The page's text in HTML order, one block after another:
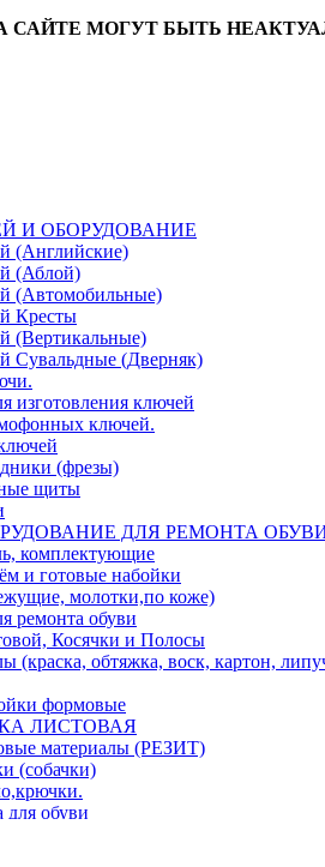
МОГУТ БЫТЬ
И ОБОРУДОВАНИЕ
(Английские)
(Аблой)
(Автомобильные)
Кресты
(Вертикальные)
Сувальдные (Дверняк)
изготовления ключей
ключей.
(фрезы)
щиты
ДЛЯ РЕМОНТА
комплектующие
и готовые набойки
молотки,по коже)
ремонта обуви
Косячки и Полосы
(краска, обтяжка, воск, картон,
формовые
ЛИСТОВАЯ
материалы (РЕЗИТ)
(собачки)
для обуви